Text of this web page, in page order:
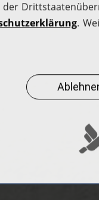
Tankkarte beantragen
Tankstellenbetreiber